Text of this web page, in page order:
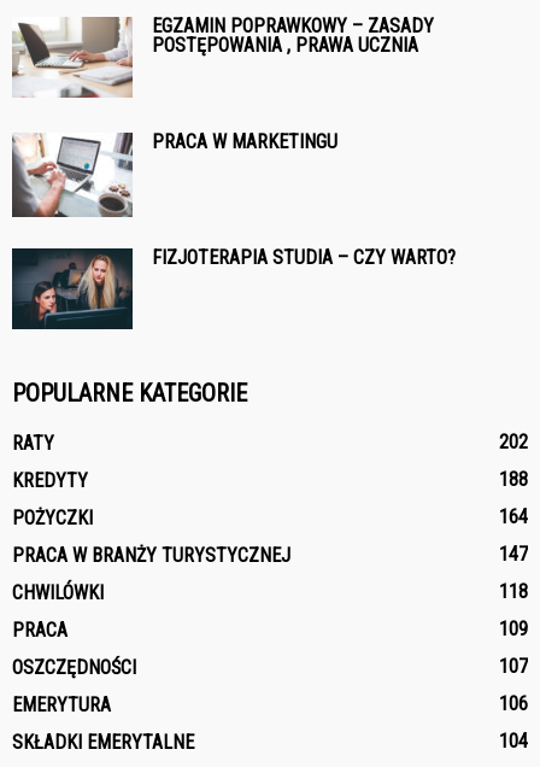
EGZAMIN POPRAWKOWY – ZASADY
POSTĘPOWANIA , PRAWA UCZNIA
PRACA W MARKETINGU
FIZJOTERAPIA STUDIA – CZY WARTO?
POPULARNE KATEGORIE
RATY
202
KREDYTY
188
POŻYCZKI
164
PRACA W BRANŻY TURYSTYCZNEJ
147
CHWILÓWKI
118
PRACA
109
OSZCZĘDNOŚCI
107
EMERYTURA
106
SKŁADKI EMERYTALNE
104